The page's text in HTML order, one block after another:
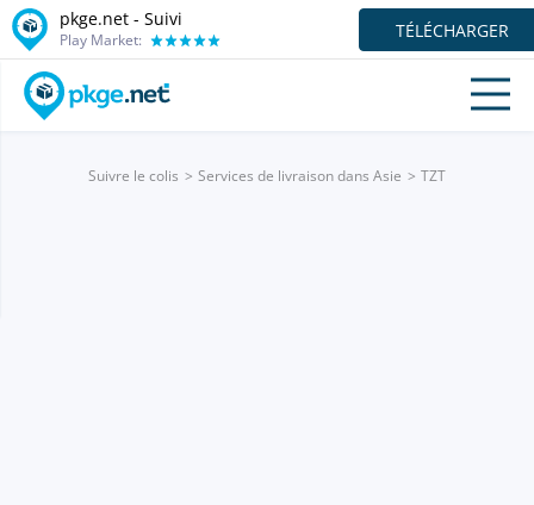
pkge.net - Suivi
Play Market: TÉLÉCHARGER
Suivre le colis Services de livraison dans Asie TZT